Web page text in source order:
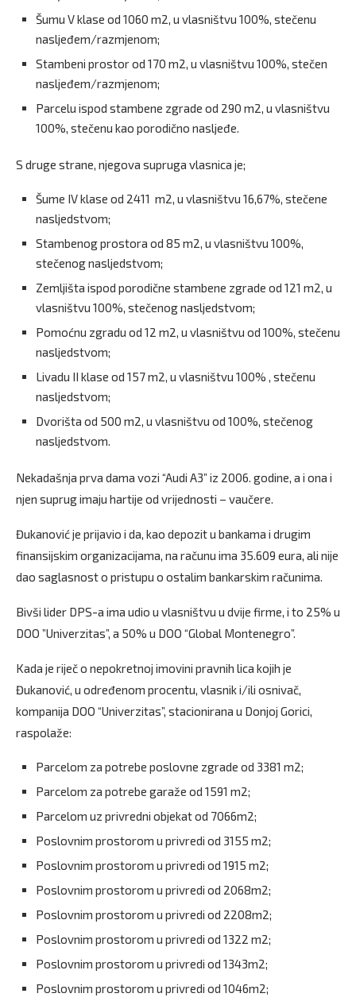
Šumu V klase od 1060 m2, u vlasništvu 100%, stečenu
nasljeđem/razmjenom;
Stambeni prostor od 170 m2, u vlasništvu 100%, stečen
nasljeđem/razmjenom;
Parcelu ispod stambene zgrade od 290 m2, u vlasništvu
100%, stečenu kao porodično nasljeđe.
S druge strane, njegova supruga vlasnica je;
Šume IV klase od 2411 m2, u vlasništvu 16,67%, stečene
nasljedstvom;
Stambenog prostora od 85 m2, u vlasništvu 100%,
stečenog nasljedstvom;
Zemljišta ispod porodične stambene zgrade od 121 m2, u
vlasništvu 100%, stečenog nasljedstvom;
Pomoćnu zgradu od 12 m2, u vlasništvu od 100%, stečenu
nasljedstvom;
Livadu II klase od 157 m2, u vlasništvu 100% , stečenu
nasljedstvom;
Dvorišta od 500 m2, u vlasništvu od 100%, stečenog
nasljedstvom.
Nekadašnja prva dama vozi “Audi A3” iz 2006. godine, a i ona i
njen suprug imaju hartije od vrijednosti – vaučere.
Đukanović je prijavio i da, kao depozit u bankama i drugim
finansijskim organizacijama, na računu ima 35.609 eura, ali nije
dao saglasnost o pristupu o ostalim bankarskim računima.
Bivši lider DPS-a ima udio u vlasništvu u dvije firme, i to 25% u
DOO ”Univerzitas”, a 50% u DOO “Global Montenegro”.
Kada je riječ o nepokretnoj imovini pravnih lica kojih je
Đukanović, u određenom procentu, vlasnik i/ili osnivač,
kompanija DOO “Univerzitas”, stacionirana u Donjoj Gorici,
raspolaže:
Parcelom za potrebe poslovne zgrade od 3381 m2;
Parcelom za potrebe garaže od 1591 m2;
Parcelom uz privredni objekat od 7066m2;
Poslovnim prostorom u privredi od 3155 m2;
Poslovnim prostorom u privredi od 1915 m2;
Poslovnim prostorom u privredi od 2068m2;
Poslovnim prostorom u privredi od 2208m2;
Poslovnim prostorom u privredi od 1322 m2;
Poslovnim prostorom u privredi od 1343m2;
Poslovnim prostorom u privredi od 1046m2;